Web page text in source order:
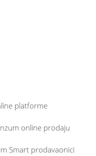
platforme
online prodaju
Smart prodavaonici